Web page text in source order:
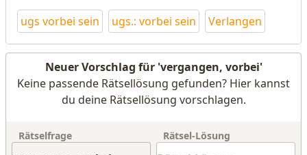
ugs vorbei sein ugs.: vorbei sein Verlangen
Neuer Vorschlag für 'vergangen, vorbei'
Keine passende Rätsellösung gefunden? Hier kannst
du deine Rätsellösung vorschlagen.
Rätselfrage Rätsel-Lösung